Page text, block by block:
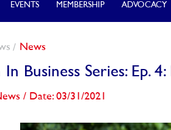
EVENTS MEMBERSHIP ADVOCACY
News
Business Series: Ep.
/ Date: 03/31/2021